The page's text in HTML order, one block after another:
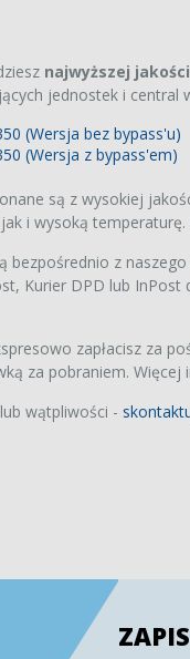
najwyższej
jednostek i central
(Wersja bez bypass'u)
(Wersja z bypass'em)
są z wysokiej
i wysoką
bezpośrednio z
Kurier DPD lub
zapłacisz za
za pobraniem.
wątpliwości -